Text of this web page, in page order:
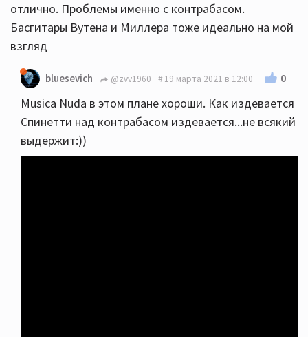
отлично. Проблемы именно с контрабасом.
Басгитары Вутена и Миллера тоже идеально на мой
взгляд
bluesevich @zvv1960 19 марта 2021 в 12:00 0
Musica Nuda в этом плане хороши. Как издевается
Спинетти над контрабасом издевается...не всякий
выдержит:))